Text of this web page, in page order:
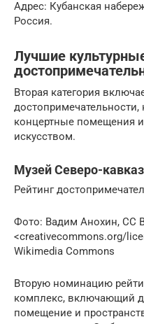
Адрес: Кубанская
Россия.
Лучшие
Вторая категория
концертные помещения
искусством.
Музей Северо-
Рейтинг
Фото: Вадим Анохин, CC
<creativecommons.org/
Wikimedia Commons
Вторую номинацию
комплекс, включающий
помещение и